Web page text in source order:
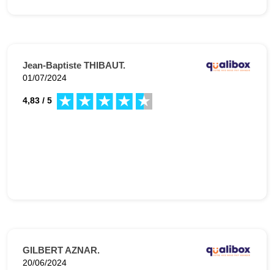
Jean-Baptiste THIBAUT.
01/07/2024
4,83 / 5
GILBERT AZNAR.
20/06/2024